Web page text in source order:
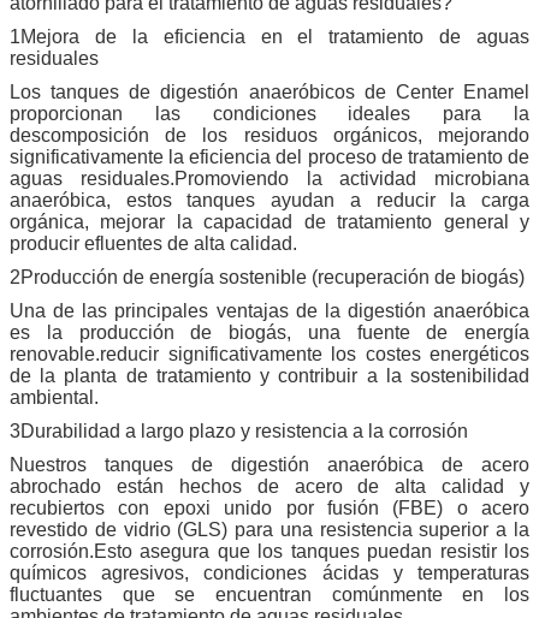
1Mejora de la eficiencia en el tratamiento de aguas
residuales
Los tanques de digestión anaeróbicos de Center Enamel
proporcionan las condiciones ideales para la
descomposición de los residuos orgánicos, mejorando
significativamente la eficiencia del proceso de tratamiento de
aguas residuales.Promoviendo la actividad microbiana
anaeróbica, estos tanques ayudan a reducir la carga
orgánica, mejorar la capacidad de tratamiento general y
producir efluentes de alta calidad.
2Producción de energía sostenible (recuperación de biogás)
Una de las principales ventajas de la digestión anaeróbica
es la producción de biogás, una fuente de energía
renovable.reducir significativamente los costes energéticos
de la planta de tratamiento y contribuir a la sostenibilidad
ambiental.
3Durabilidad a largo plazo y resistencia a la corrosión
Nuestros tanques de digestión anaeróbica de acero
abrochado están hechos de acero de alta calidad y
recubiertos con epoxi unido por fusión (FBE) o acero
revestido de vidrio (GLS) para una resistencia superior a la
corrosión.Esto asegura que los tanques puedan resistir los
químicos agresivos, condiciones ácidas y temperaturas
fluctuantes que se encuentran comúnmente en los